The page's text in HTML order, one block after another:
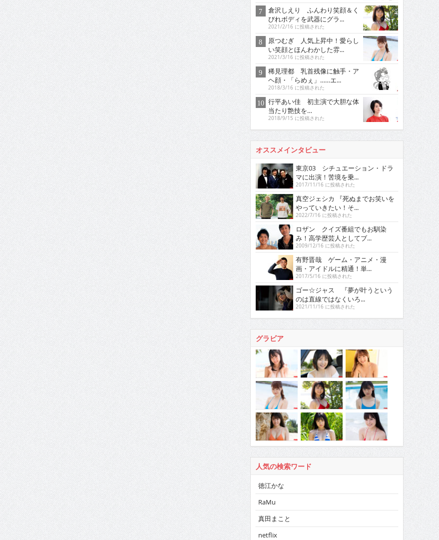
倉沢しえり ふんわり笑顔＆く
びれボディを武器にグラ...
2021/2/16 に投稿された
原つむぎ 人気上昇中！愛らし
い笑顔とほんわかした雰...
2021/3/16 に投稿された
稀見理都 乳首残像に触手・ア
ヘ顔・「らめぇ」……エ...
2018/3/16 に投稿された
行平あい佳 初主演で大胆な体
当たり艶技を…
2018/9/15 に投稿された
オススメインタビュー
東京03 シチュエーション・ドラ
マに出演！苦境を乗...
2017/11/16 に投稿された
真空ジェシカ 『死ぬまでお笑いを
やっていきたい！そ...
2022/7/16 に投稿された
ロザン クイズ番組でもお馴染
み！高学歴芸人としてブ...
2009/12/16 に投稿された
有野晋哉 ゲーム・アニメ・漫
画・アイドルに精通！単...
2017/5/16 に投稿された
ゴー☆ジャス 『夢が叶うという
のは直線ではなくいろ...
2021/11/16 に投稿された
グラビア
人気の検索ワード
徳江かな
RaMu
真田まこと
netflix